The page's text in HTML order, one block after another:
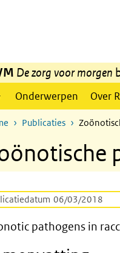
De zorg voor morgen
Onderwerpen Over
Publicaties
06/03/2018
pathogens in